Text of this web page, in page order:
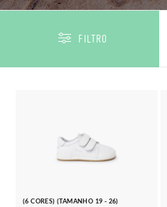
FILTRO
(6 CORES) (TAMANHO 19 - 26)